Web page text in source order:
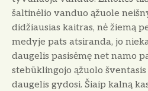
šal­tinėlio vanduo ąžuole
didžiausias kaitras, nė žie­mą
medyje pats atsiranda, jo
daugelis pasisėmę net namo
stebūklingojo ąžuolo
daugelis gydosi. Šiaip kalną